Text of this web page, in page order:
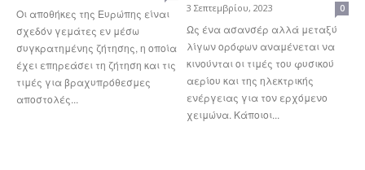
Οι αποθήκες της Ευρώπης είναι
σχεδόν γεμάτες εν μέσω
συγκρατημένης ζήτησης, η οποία
έχει επηρεάσει τη ζήτηση και τις
τιμές για βραχυπρόθεσμες
αποστολές...
3 Σεπτεμβρίου, 2023 0
Ως ένα ασανσέρ αλλά μεταξύ
λίγων ορόφων αναμένεται να
κινούνται οι τιμές του φυσικού
αερίου και της ηλεκτρικής
ενέργειας για τον ερχόμενο
χειμώνα. Κάποιοι...